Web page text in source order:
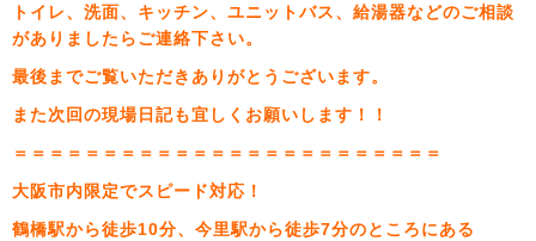
トイレ、洗面、キッチン、ユニットバス、給湯器などのご相談
がありましたらご連絡下さい。
最後までご覧いただきありがとうございます。
また次回の現場日記も宜しくお願いします！！
＝＝＝＝＝＝＝＝＝＝＝＝＝＝＝＝＝＝＝＝＝＝＝＝
大阪市内限定でスピード対応！
鶴橋駅から徒歩10分、今里駅から徒歩7分のところにある